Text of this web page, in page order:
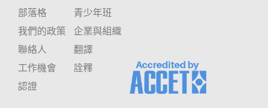
部落格
我們的政策
聯絡人
工作機會
認證
青少年班
企業與組織
翻譯
詮釋